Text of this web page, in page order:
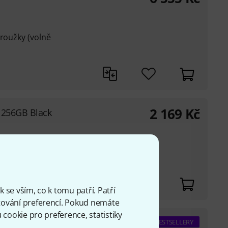
se vším, co k tomu patří. Patří
preferencí. Pokud nemáte
pro preference, statistiky
(volně
Black 2 169 Kč
Black BESTSELLERY